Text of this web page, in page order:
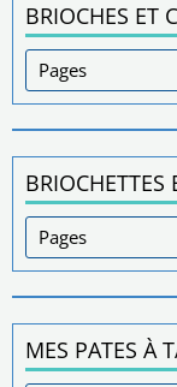
BRIOCHES ET
BRIOCHETTES
MES PATES À